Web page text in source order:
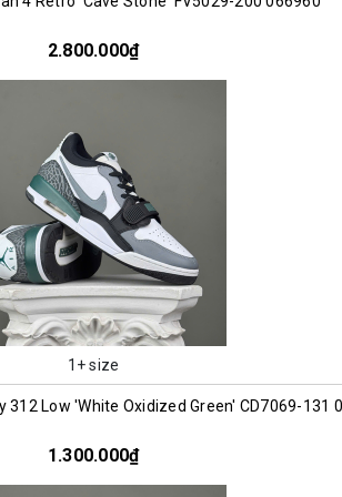
2.800.000₫
1+ size
312 Low 'White Oxidized Green' CD7069-131
1.300.000₫